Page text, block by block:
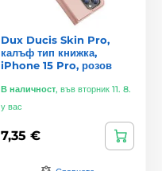
Dux Ducis Skin Pro,
калъф тип книжка,
iPhone 15 Pro, розов
В наличност, във вторник 11. 8.
у вас
7,35 €